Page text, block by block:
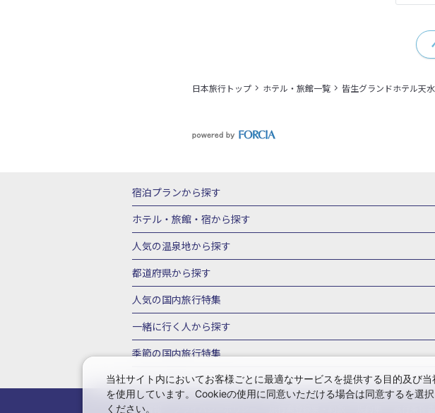
日本旅行トップ ホテル・旅館一覧 皆生グランドホテル天
宿泊プランから探す
北海道
東北 青森県
栃木県
群馬県 北陸 富山県 石川県 福井県 甲信越
三重県
近畿 滋賀県 京都府 大阪府 兵庫県 奈良県
岡山県
広島県
ホテル・旅館・宿から探す
北海道ホテル・旅館
山形県ホテル・旅館
福島県ホテル・旅館 東京都ホテル
千葉県ホテル・旅館
茨城県ホテル・旅館 栃木県ホテル・旅館
石川県ホテル・旅館
静岡県ホテル・旅館
京都府ホテル・旅館
大阪府ホテル・旅館 兵庫県ホテル・旅館
広島県ホテル・旅館
鳥取県ホテル・旅館 島根県ホテル・旅館
佐賀県ホテル・旅館
長崎県ホテル・旅館 熊本県ホテル・旅館
人気の温泉地から探す
北海道
湯の川温泉(北海道)
川湯温泉(北海道)
層雲峡温泉(北海道) 知床温泉(北海道) 東北
鳴子温泉(宮城)
秋保温泉(宮城) 飯坂温泉(福島) 北陸 和倉
鬼怒川温泉(栃木)
川治温泉(栃木)
伊豆箱根
箱根湯本温泉(神奈川)
白骨温泉(長野)
湯田中渋温泉(長野) 昼神温泉(長野) 東海
有馬温泉(兵庫)
都道府県から探す
北海道旅行・ツアー
山形旅行・ツアー
福島旅行・ツアー 関東 東京旅行・ツアー
茨城旅行・ツアー
栃木旅行・ツアー 群馬旅行・ツアー 北陸
甲信越
山梨旅行・ツアー 新潟旅行・ツアー 長野旅行・ツア
愛知旅行・ツアー
三重旅行・ツアー 関西 滋賀旅行・ツアー
奈良旅行・ツアー
和歌山旅行・ツアー 四国 徳島旅行・ツア
人気の国内旅行特集
東京ディズニーリゾート®への旅
一緒に行く人から探す
一人旅 国内版
家族・子連れ旅行 国内版
季節の国内旅行特集
桜・お花見特集
ゴールデンウィーク（GW）の国内旅行 夏休
9月の国内旅行
10月の国内旅行 11月の国内旅行 紅葉旅行
会社情報
当社サイト内においてお客様ごとに最適なサービスを提供する目的及び
を使用しています。Cookieの使用に同意いただける場合は同意するを選
ください。